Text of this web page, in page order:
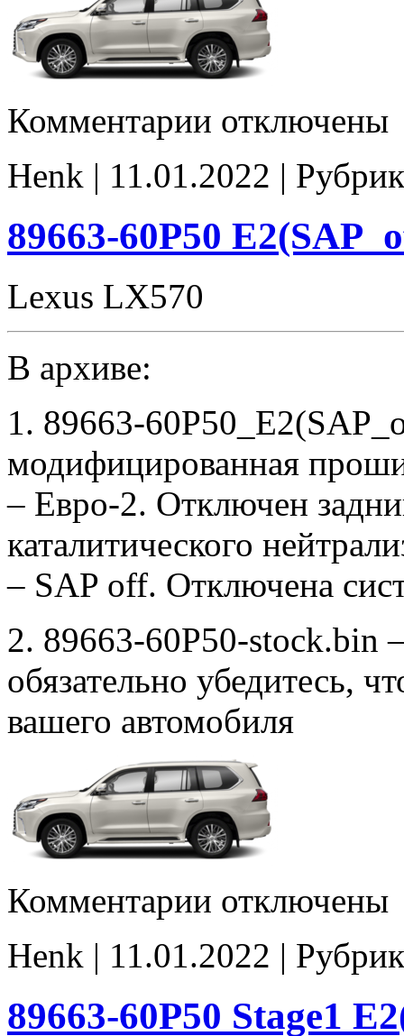
Комментарии записи
stock
отключены
Henk | 11.01.2022 |
89663-60P50
Lexus LX570
В архиве:
1. 89663-
модифицированная
– Евро-2. Отключен
каталитического
– SAP off. Отключена
2. 89663-60P50-stock.bin
обязательно убедитесь,
вашего автомобиля
Комментарии записи
E2(SAP_off)
noCHK
отключены
Henk | 11.01.2022 |
89663-60P50 Stage1